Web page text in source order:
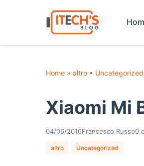
Home » altro • Uncategorized
Xiaomi Mi
04/06/2016Francesco Russo0
altro Uncategorized